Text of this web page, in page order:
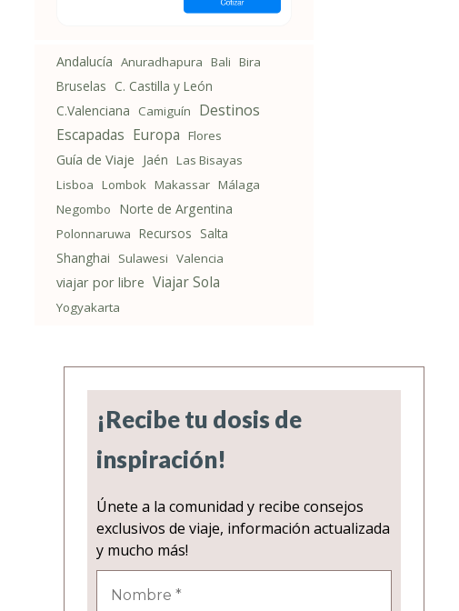
Andalucía Anuradhapura Bali Bira
Bruselas C. Castilla y León
C.Valenciana
Camiguín Destinos
Escapadas Europa Flores
Guía de Viaje Jaén Las Bisayas
Lisboa Lombok Makassar Málaga
Negombo
Norte de Argentina
Polonnaruwa Recursos Salta
Shanghai
Sulawesi Valencia
viajar por libre Viajar Sola
Yogyakarta
¡Recibe tu dosis de
inspiración!
Únete a la comunidad y recibe consejos
exclusivos de viaje, información actualizada
y mucho más!